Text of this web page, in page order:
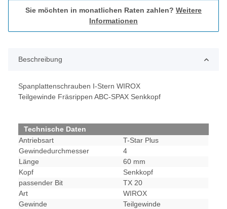
Sie möchten in monatlichen Raten zahlen? Weitere
Informationen
Beschreibung
Spanplattenschrauben I-Stern WIROX
Teilgewinde Fräsrippen ABC-SPAX Senkkopf
Technische Daten
Antriebsart
T-Star Plus
Gewindedurchmesser
4
Länge
60 mm
Kopf
Senkkopf
passender Bit
TX 20
Art
WIROX
Gewinde
Teilgewinde